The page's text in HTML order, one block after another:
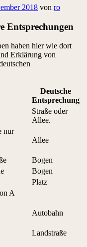
2018 von ro
Entsprechungen
haben hier wie dort
Erklärung von
Deutsche
Entsprechung
Straße oder
Allee.
nur
Allee
Bogen
Bogen
Platz
A
Autobahn
Landstraße